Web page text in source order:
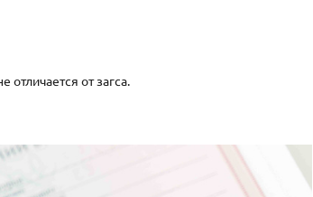
от загса.